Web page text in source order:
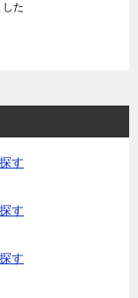
た
す
す
す